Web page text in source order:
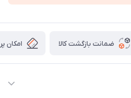
ضمانت بازگشت کالا امکان